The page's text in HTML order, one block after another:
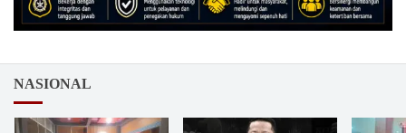
NASIONAL